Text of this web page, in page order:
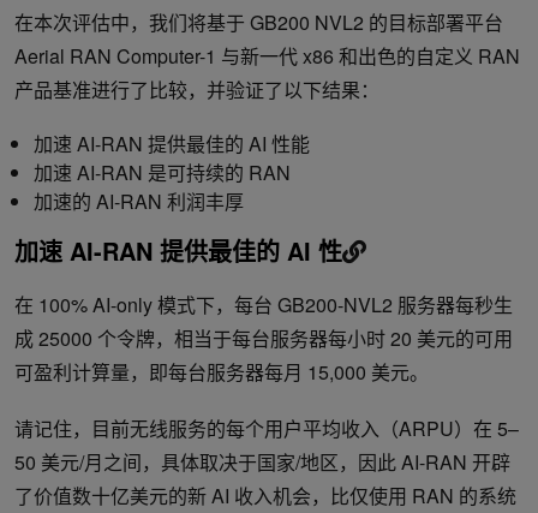
在本次评估中，我们将基于 GB200 NVL2 的目标部署平台
Aerial RAN Computer-1 与新一代 x86 和出色的自定义 RAN
产品基准进行了比较，并验证了以下结果：
加速 AI-RAN 提供最佳的 AI 性能
加速 AI-RAN 是可持续的 RAN
加速的 AI-RAN 利润丰厚
加速 AI-RAN 提供最佳的 AI 性
在 100% AI-only 模式下，每台 GB200-NVL2 服务器每秒生
成 25000 个令牌，相当于每台服务器每小时 20 美元的可用
可盈利计算量，即每台服务器每月 15,000 美元。
请记住，目前无线服务的每个用户平均收入（ARPU）在 5–
50 美元/月之间，具体取决于国家/地区，因此 AI-RAN 开辟
了价值数十亿美元的新 AI 收入机会，比仅使用 RAN 的系统